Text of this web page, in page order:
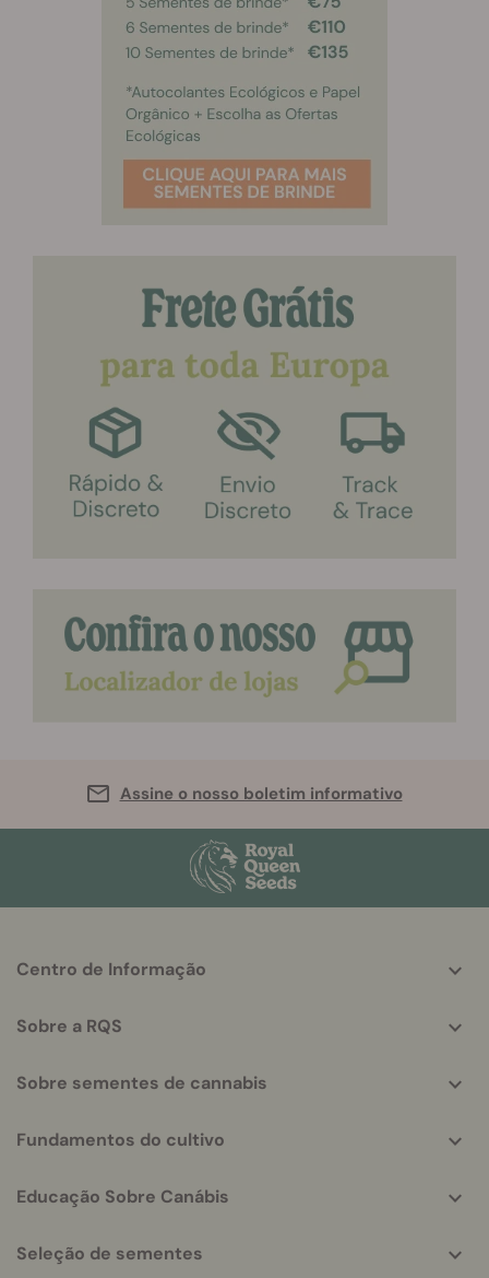
Assine o nosso boletim informativo
helpful
Centro de Informação
Sobre a RQS
Sobre sementes de cannabis
Fundamentos do cultivo
Educação Sobre Canábis
Seleção de sementes